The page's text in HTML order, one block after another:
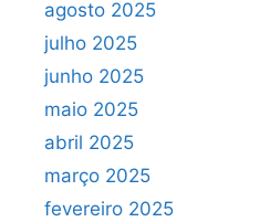
agosto 2025
julho 2025
junho 2025
maio 2025
abril 2025
março 2025
fevereiro 2025